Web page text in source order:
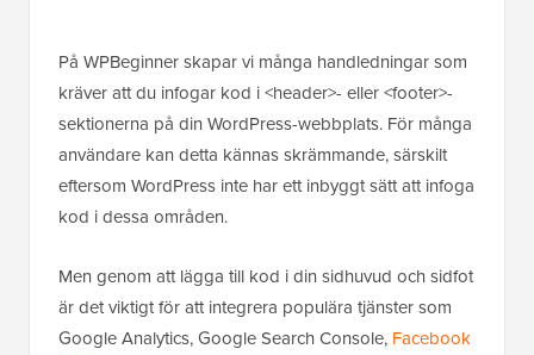
På WPBeginner skapar vi många handledningar som
kräver att du infogar kod i <header>- eller <footer>-
sektionerna på din WordPress-webbplats. För många
användare kan detta kännas skrämmande, särskilt
eftersom WordPress inte har ett inbyggt sätt att infoga
kod i dessa områden.
Men genom att lägga till kod i din sidhuvud och sidfot
är det viktigt för att integrera populära tjänster som
Google Analytics, Google Search Console, Facebook